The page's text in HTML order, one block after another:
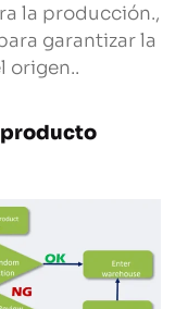
la producción.,
garantizar la
origen..
producto